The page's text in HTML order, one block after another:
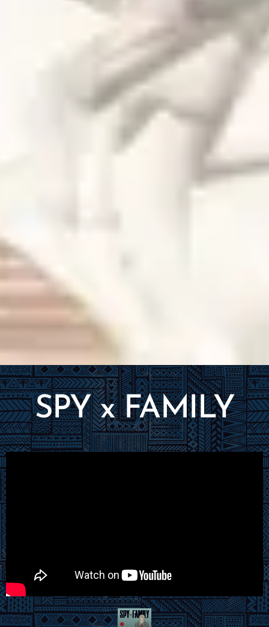
SPY x FAMILY